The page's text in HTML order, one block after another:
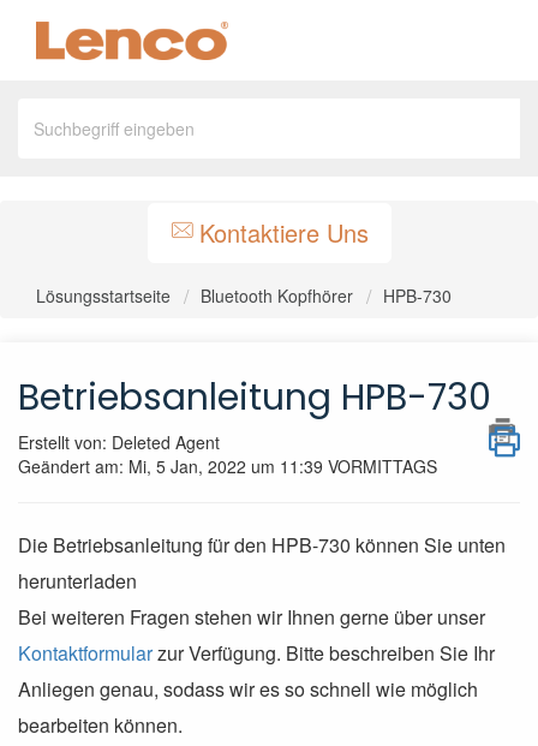
Kontaktiere Uns
Lösungsstartseite Bluetooth Kopfhörer HPB-730
Betriebsanleitung HPB-730
Erstellt von: Deleted Agent
Geändert am: Mi, 5 Jan, 2022 um 11:39 VORMITTAGS
Die Betriebsanleitung für den HPB-730 können Sie unten
herunterladen
Bei weiteren Fragen stehen wir Ihnen gerne über unser
Kontaktformularzur Verfügung. Bitte beschreiben Sie Ihr
Anliegen genau, sodass wir es so schnell wie möglich
bearbeiten können.